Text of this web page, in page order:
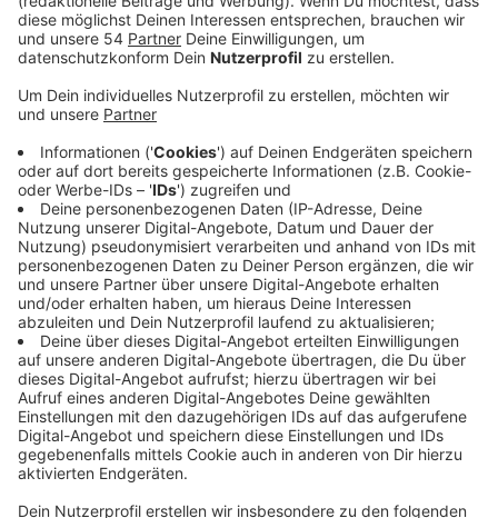
Anzeige
richtet bis 15 Uhr eine Telefonhotline zum Thema ein.
Zuletzt wurden in unserer Stadt immer mehr Fälle von
sexuellem Missbrauch an Kindern erfasst. Eltern,
Lehrer, Erzieher oder Kinder und Jugendliche selbst
können sich heute Fragen zum Thema beantworten
oder Präventionstipps geben lassen. Im Alltag gibt es
viele Situationen, in denen Kinder Opfer von sexuellem
Missbrauch werden können - etwa in der Umkleide
beim Sport oder beim Texten auf Social Media. Die
Mönchengladbacher Polizei hat in den vergangenen
Jahren immer mehr Fälle erfasst. Laut
Kriminalitätsstatistik gab es im letzten Jahr 90 Fälle
von sexuellem Missbrauch an Kindern in der Stadt. Das
war ein Anstieg um fast 40 Prozent im Vergleich zum